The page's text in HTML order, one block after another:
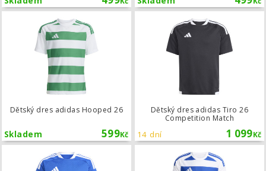
Dětský dres adidas Hooped 26
599Kč
Skladem
Dětský dres adidas Tiro 26
Competition Match
1 099Kč
14 dní